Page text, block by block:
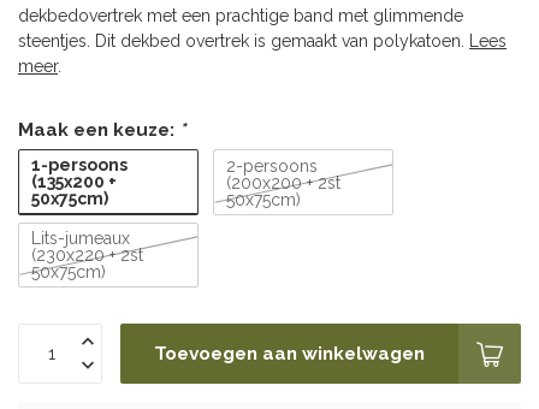
dekbedovertrek met een prachtige band met glimmende
steentjes. Dit dekbed overtrek is gemaakt van polykatoen.
Lees
meer.
Maak een keuze: *
1-persoons
(135x200 +
50x75cm)
2-persoons
(200x200 + 2st
50x75cm)
Lits-jumeaux
(230x220 + 2st
50x75cm)
Toevoegen aan winkelwagen